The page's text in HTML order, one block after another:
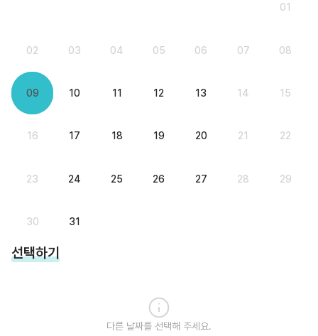
01
02 03 04 05 06 07 08
09 10 11 12 13 14 15
16 17 18 19 20 21 22
23 24 25 26 27 28 29
30 31
선택하기
다른 날짜를 선택해 주세요.